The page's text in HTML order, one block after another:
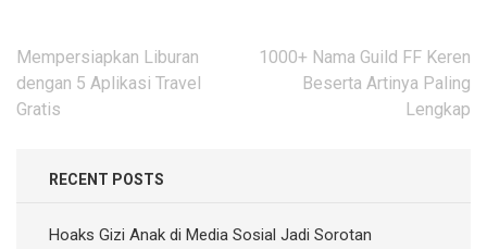
Post
navigation
Mempersiapkan Liburan
dengan 5 Aplikasi Travel
Gratis
1000+ Nama Guild FF Keren
Beserta Artinya Paling
Lengkap
RECENT POSTS
Hoaks Gizi Anak di Media Sosial Jadi Sorotan